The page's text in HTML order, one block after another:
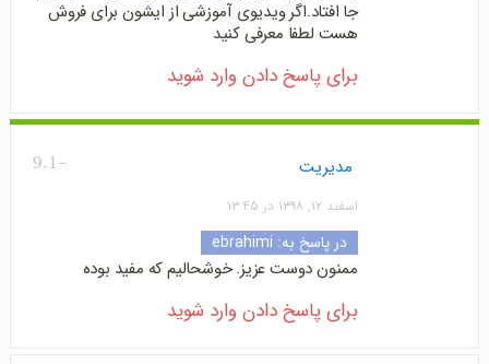
جا افتاد.اگر ویدیوی آموزشی از ایشون برای فروش
هست لطفا معرفی کنید
برای پاسخ دادن وارد شوید
-9.1 مدیریت
اسفند ۱۲, ۱۳۹۸ در ۱۳:۴۵
در پاسخ به: ebrahimi
ممنون دوست عزیز. خوشحالیم که مفید بوده
برای پاسخ دادن وارد شوید